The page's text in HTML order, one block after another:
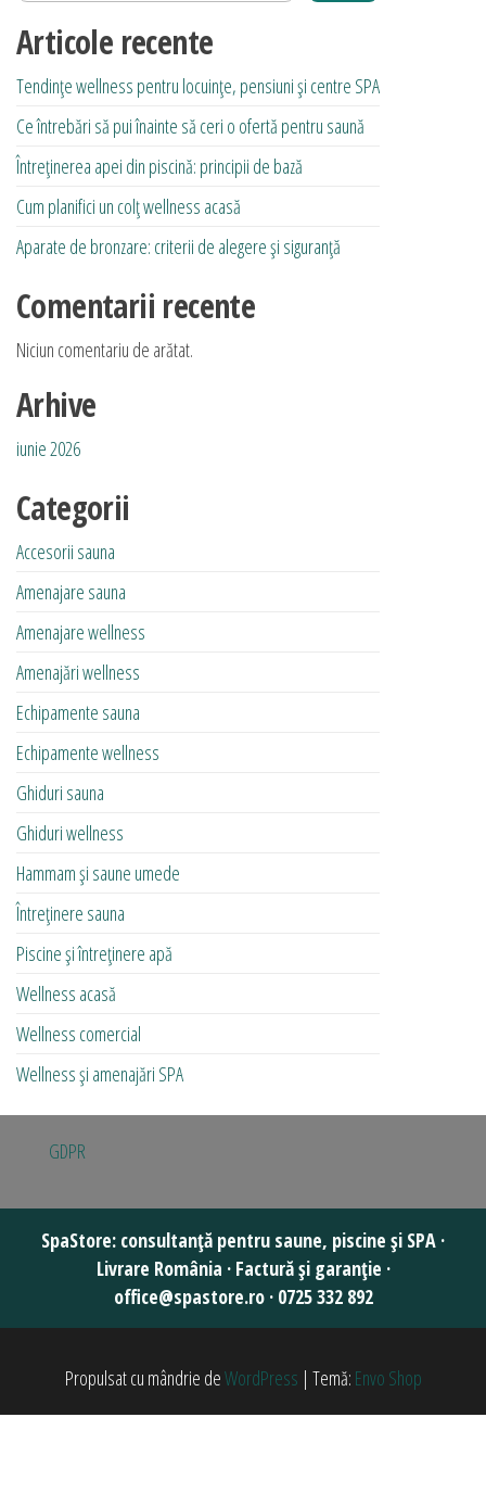
pot
alese
în
pagina
produsului.
Articole recente
Tendințe wellness pentru locuințe, pensiuni și centre SPA
Ce întrebări să pui înainte să ceri o ofertă pentru saună
Întreținerea apei din piscină: principii de bază
Cum planifici un colț wellness acasă
Aparate de bronzare: criterii de alegere și siguranță
Comentarii recente
Niciun comentariu de arătat.
Arhive
iunie 2026
Categorii
Accesorii sauna
Amenajare sauna
Amenajare wellness
Amenajări wellness
Echipamente sauna
Echipamente wellness
Ghiduri sauna
Ghiduri wellness
Hammam și saune umede
Întreținere sauna
Piscine și întreținere apă
Wellness acasă
Wellness comercial
Wellness și amenajări SPA
GDPR
Propulsat cu mândrie deWordPress | Temă: Envo Shop